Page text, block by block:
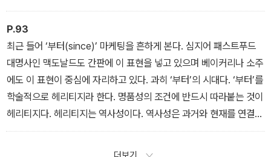
다 공공 가치를 사람들이 소중히 생각하여 이를 잘 수용하는 공동체
문화가 그 뿌리에 있기 때문이다. 또한 정부 주도 사회이기 때문이기
도 하다. 정부나 지자체가 나서서 어떤 개념을 설계하여 끌고 가기 때
문에 새로운 개념이 급속히 퍼지는 것이다.
P.93
최근 들어 ‘부터(since)’ 마케팅을 흔하게 본다. 심지어 패스트푸드
대명사인 맥도날드도 간판에 이 표현을 넣고 있으며 베이커리나 소주
에도 이 표현이 중심에 자리하고 있다. 과히 ‘부터’의 시대다. ‘부터’를
학술적으로 헤리티지라 한다. 명품성의 조건에 반드시 따라붙는 것이
헤리티지다. 헤리티지는 역사성이다. 역사성은 과거와 현재를 연결하
는 다리다. 헤리티지를 통해 현재의 우리는 과거와 연결되고 또 미래